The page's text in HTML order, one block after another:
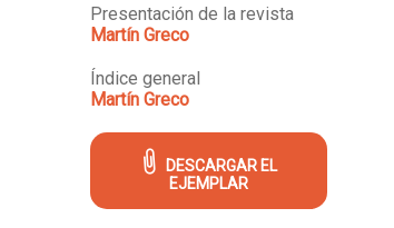
Presentación de la revista
Martín Greco
Índice general
Martín Greco
DESCARGAR EL
EJEMPLAR